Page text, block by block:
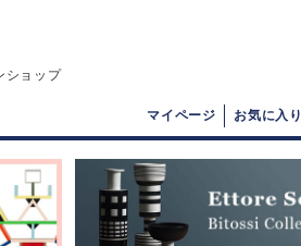
ショップ
マイページ お気に入り